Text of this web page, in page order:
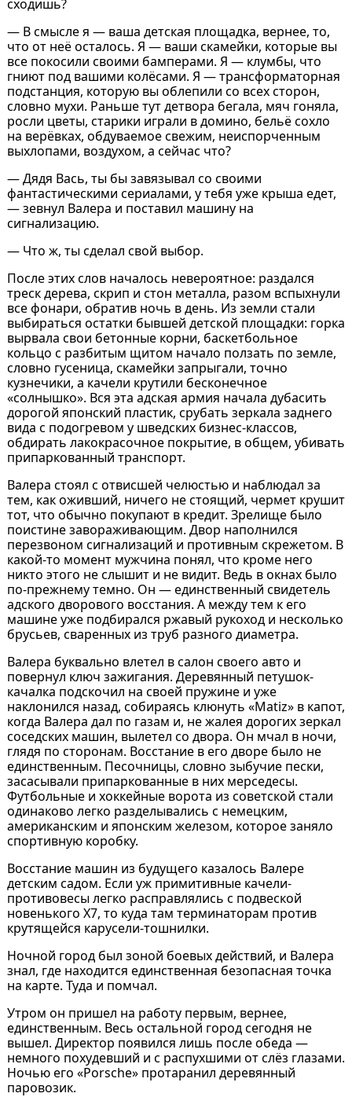
сходишь?
― В смысле я — ваша детская площадка, вернее, то,
что от неё осталось. Я — ваши скамейки, которые вы
все покосили своими бамперами. Я — клумбы, что
гниют под вашими колёсами. Я — трансформаторная
подстанция, которую вы облепили со всех сторон,
словно мухи. Раньше тут детвора бегала, мяч гоняла,
росли цветы, старики играли в домино, бельё сохло
на верёвках, обдуваемое свежим, неиспорченным
выхлопами, воздухом, а сейчас что?
― Дядя Вась, ты бы завязывал со своими
фантастическими сериалами, у тебя уже крыша едет,
― зевнул Валера и поставил машину на
сигнализацию.
― Что ж, ты сделал свой выбор.
После этих слов началось невероятное: раздался
треск дерева, скрип и стон металла, разом вспыхнули
все фонари, обратив ночь в день. Из земли стали
выбираться остатки бывшей детской площадки: горка
вырвала свои бетонные корни, баскетбольное
кольцо с разбитым щитом начало ползать по земле,
словно гусеница, скамейки запрыгали, точно
кузнечики, а качели крутили бесконечное
«солнышко». Вся эта адская армия начала дубасить
дорогой японский пластик, срубать зеркала заднего
вида с подогревом у шведских бизнес-классов,
обдирать лакокрасочное покрытие, в общем, убивать
припаркованный транспорт.
Валера стоял с отвисшей челюстью и наблюдал за
тем, как оживший, ничего не стоящий, чермет крушит
тот, что обычно покупают в кредит. Зрелище было
поистине завораживающим. Двор наполнился
перезвоном сигнализаций и противным скрежетом. В
какой-то момент мужчина понял, что кроме него
никто этого не слышит и не видит. Ведь в окнах было
по-прежнему темно. Он — единственный свидетель
адского дворового восстания. А между тем к его
машине уже подбирался ржавый рукоход и несколько
брусьев, сваренных из труб разного диаметра.
Валера буквально влетел в салон своего авто и
повернул ключ зажигания. Деревянный петушок-
качалка подскочил на своей пружине и уже
наклонился назад, собираясь клюнуть «Matiz» в капот,
когда Валера дал по газам и, не жалея дорогих зеркал
соседских машин, вылетел со двора. Он мчал в ночи,
глядя по сторонам. Восстание в его дворе было не
единственным. Песочницы, словно зыбучие пески,
засасывали припаркованные в них мерседесы.
Футбольные и хоккейные ворота из советской стали
одинаково легко разделывались с немецким,
американским и японским железом, которое заняло
спортивную коробку.
Восстание машин из будущего казалось Валере
детским садом. Если уж примитивные качели-
противовесы легко расправлялись с подвеской
новенького X7, то куда там терминаторам против
крутящейся карусели-тошнилки.
Ночной город был зоной боевых действий, и Валера
знал, где находится единственная безопасная точка
на карте. Туда и помчал.
Утром он пришел на работу первым, вернее,
единственным. Весь остальной город сегодня не
вышел. Директор появился лишь после обеда —
немного похудевший и с распухшими от слёз глазами.
Ночью его «Porsche» протаранил деревянный
паровозик.